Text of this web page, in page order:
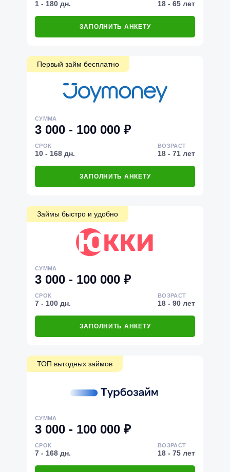
1 - 180 дн. 18 - 65 лет
ЗАПОЛНИТЬ АНКЕТУ
Первый займ бесплатно
СУММА
3 000 - 100 000 ₽
СРОК
10 - 168 дн.
ВОЗРАСТ
18 - 71 лет
ЗАПОЛНИТЬ АНКЕТУ
Займы быстро и удобно
СУММА
3 000 - 100 000 ₽
СРОК
7 - 100 дн.
ВОЗРАСТ
18 - 90 лет
ЗАПОЛНИТЬ АНКЕТУ
ТОП выгодных займов
СУММА
3 000 - 100 000 ₽
СРОК
7 - 168 дн.
ВОЗРАСТ
18 - 75 лет